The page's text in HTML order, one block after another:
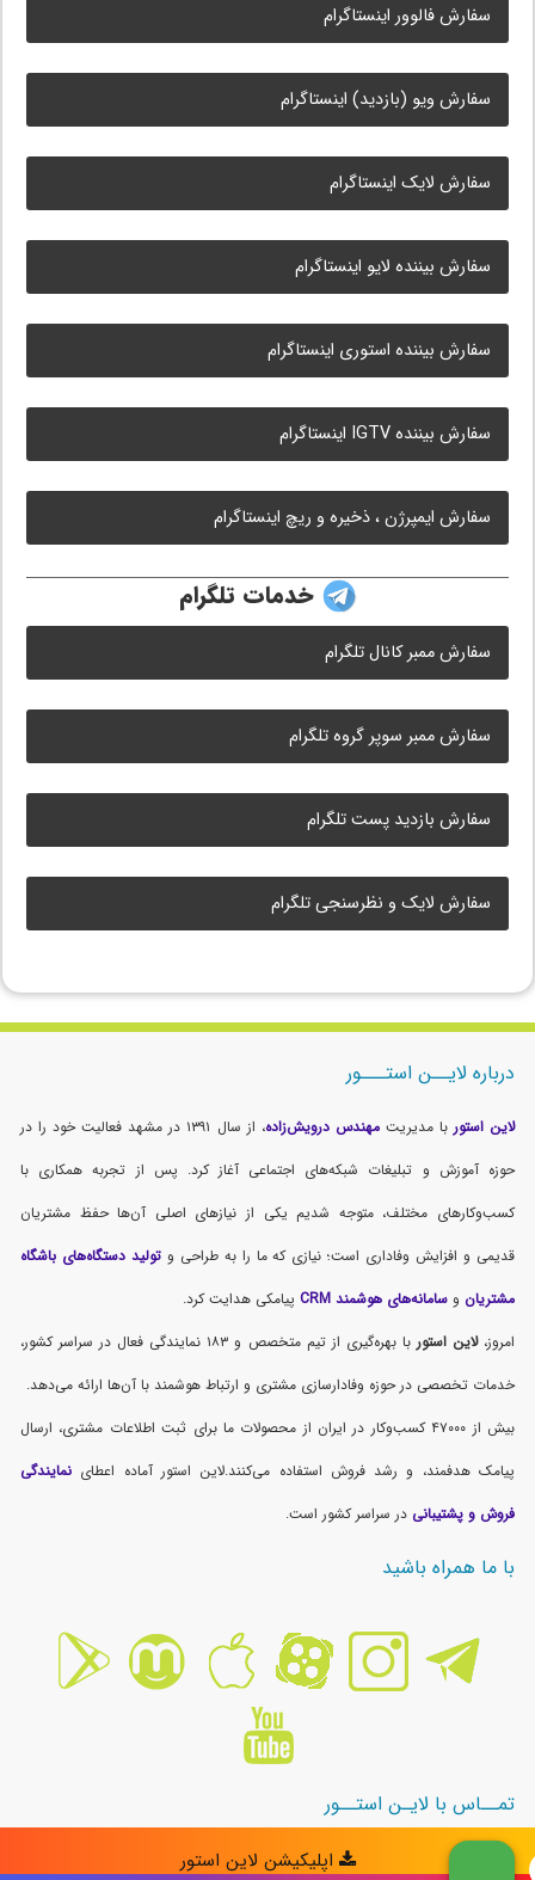
سفارش فالوور اینستاگرام
سفارش ویو (بازدید) اینستاگرام
سفارش لایک اینستاگرام
سفارش بیننده لایو اینستاگرام
سفارش بیننده استوری اینستاگرام
سفارش بیننده IGTV اینستاگرام
سفارش ایمپرژن ، ذخیره و ریچ اینستاگرام
خدمات تلگرام
سفارش ممبر کانال تلگرام
سفارش ممبر سوپر گروه تلگرام
سفارش بازدید پست تلگرام
سفارش لایک و نظرسنجی تلگرام